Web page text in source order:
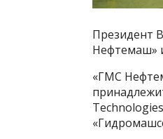
Президент
Нефтемаш»
«ГМС